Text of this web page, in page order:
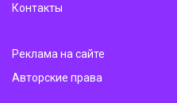
Контакты
Реклама на сайте
Авторские права